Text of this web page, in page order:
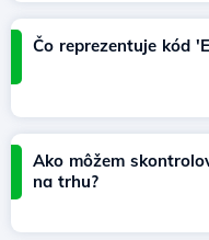
Čo reprezentuje kód
Ako môžem
na trhu?